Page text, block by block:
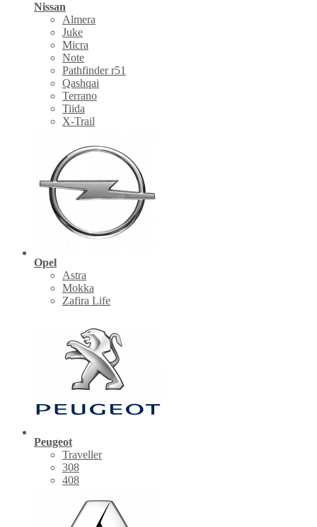
Nissan
Almera
Juke
Micra
Note
Pathfinder r51
Qashqai
Terrano
Tiida
X-Trail
Opel
Astra
Mokka
Zafira Life
Peugeot
Traveller
308
408